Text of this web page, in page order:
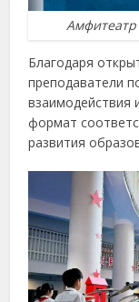
Благодаря
преподаватели
взаимодействия
формат
развития